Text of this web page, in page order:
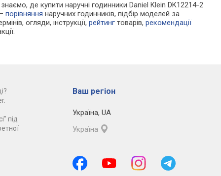
де купити наручні годинники Daniel Klein DK12214-2
—порівняння наручних годинників, підбір моделей за
огляди, інструкції,рейтинг товарів,рекомендації
під
Ваш регіон
Україна, UA
Україна